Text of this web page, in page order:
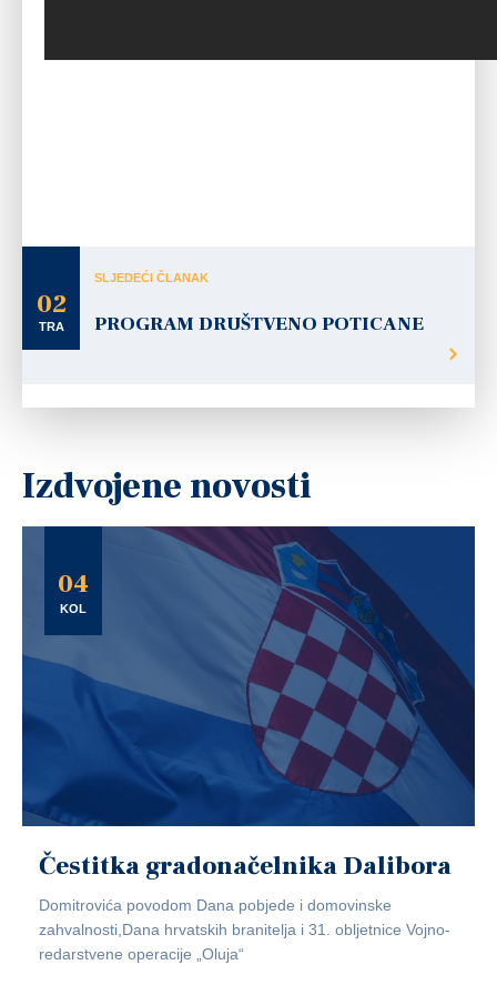
02
TRA
SLJEDEĆI ČLANAK
PROGRAM DRUŠTVENO POTICANE
Izdvojene novosti
04
KOL
Čestitka gradonačelnika Dalibora
Domitrovića povodom Dana pobjede i domovinske
zahvalnosti,Dana hrvatskih branitelja i 31. obljetnice Vojno-
redarstvene operacije „Oluja“